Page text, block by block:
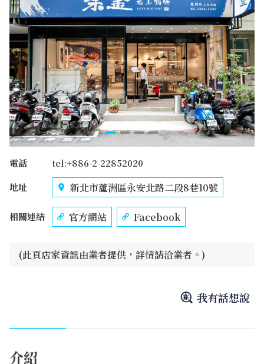
電話
tel:+886-2-22852020
地址
新北市蘆洲區永安北路二段8巷10號
相關連結 官方網站 Facebook
(此頁店家資訊由業者提供，詳情請洽業者。)
我有話想說
介紹